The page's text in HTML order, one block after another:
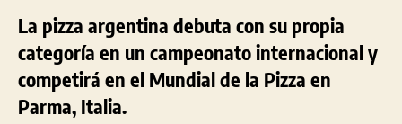
La pizza argentina debuta con su propia
categoría en un campeonato internacional y
competirá en el Mundial de la Pizza en
Parma, Italia.